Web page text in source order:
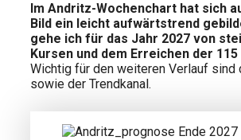
Im Andritz-Wochenchart hat sich
Bild ein leicht aufwärtstrend
gehe ich für das Jahr 2027 von
Kursen und dem Erreichen der 115
Wichtig für den weiteren Verlauf sind
sowie der Trendkanal.